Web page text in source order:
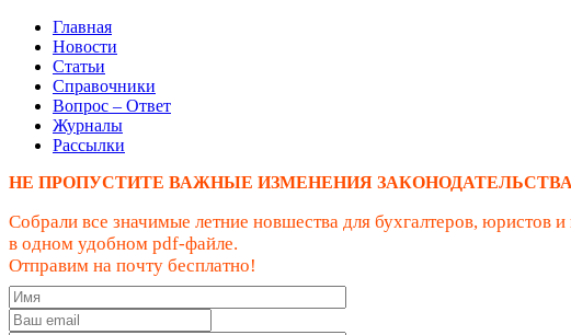
Главная
Новости
Статьи
Справочники
Вопрос – Ответ
Журналы
Рассылки
НЕ ПРОПУСТИТЕ ВАЖНЫЕ ИЗМЕНЕНИЯ
Собрали все значимые летние новшества для бухгалтеров, юристов и
в одном удобном pdf-файле.
Отправим на почту бесплатно!